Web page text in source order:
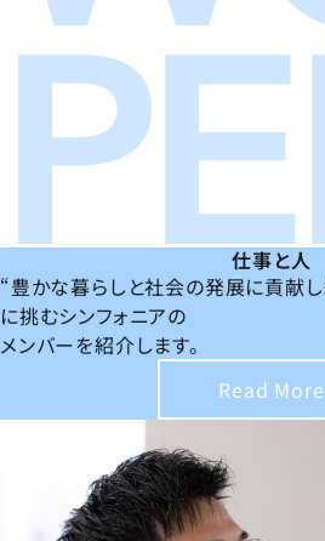
仕事と人
“豊かな暮らしと社会の発展に貢献
に挑むシンフォニアの
メンバーを紹介します。
Read More